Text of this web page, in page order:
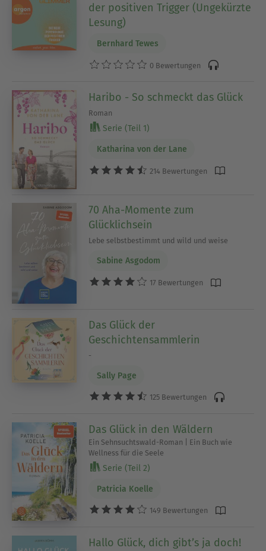
der positiven Trigger (Ungekürzte
Lesung)
Bernhard Tewes
0 Bewertungen
Haribo - So schmeckt das Glück
Roman
Serie (Teil 1)
Katharina von der Lane
214 Bewertungen
70 Aha-Momente zum
Glücklichsein
Lebe selbstbestimmt und wild und weise
Sabine Asgodom
17 Bewertungen
Das Glück der
Geschichtensammlerin
-
Sally Page
125 Bewertungen
Das Glück in den Wäldern
Ein Sehnsuchtswald-Roman | Ein Buch wie
Wellness für die Seele
Serie (Teil 2)
Patricia Koelle
149 Bewertungen
Hallo Glück, dich gibt’s ja doch!